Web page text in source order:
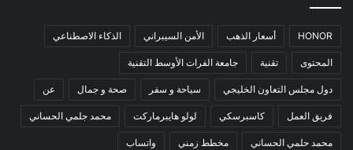
HONOR أسعار الذهب الأمن السيبراني الذكاء الاصطناعي
المحتوى تقنية جامعة الفرات الأوسط التقنية
دول مجلس التعاون الخليجي سياحة و سفر صحة و جمال عن
فريق العمل كاسبرسكي لولو هايبرماركت محمد جلمي الحساني
محمد حلمي الحساني مخطط زمني واتساب